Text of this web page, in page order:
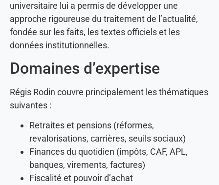
universitaire lui a permis de développer une
approche rigoureuse du traitement de l’actualité,
fondée sur les faits, les textes officiels et les
données institutionnelles.
Domaines d’expertise
Régis Rodin couvre principalement les thématiques
suivantes :
Retraites et pensions (réformes,
revalorisations, carrières, seuils sociaux)
Finances du quotidien (impôts, CAF, APL,
banques, virements, factures)
Fiscalité et pouvoir d’achat